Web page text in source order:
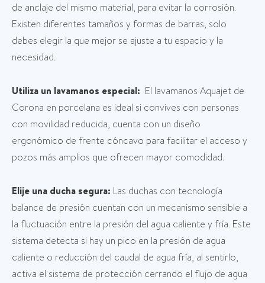
de anclaje del mismo material, para evitar la corrosión.
Existen diferentes tamaños y formas de barras, solo
debes elegir la que mejor se ajuste a tu espacio y la
necesidad.
Utiliza un lavamanos especial: El lavamanos Aquajet de
Corona en porcelana es ideal si convives con personas
con movilidad reducida, cuenta con un diseño
ergonómico de frente cóncavo para facilitar el acceso y
pozos más amplios que ofrecen mayor comodidad.
Elije una ducha segura: Las duchas con tecnología
balance de presión cuentan con un mecanismo sensible a
la fluctuación entre la presión del agua caliente y fría. Este
sistema detecta si hay un pico en la presión de agua
caliente o reducción del caudal de agua fría, al sentirlo,
activa el sistema de protección cerrando el flujo de agua